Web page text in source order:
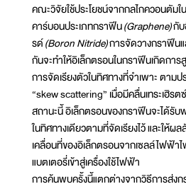
คณะวิจัยใช้ประโยชน์จากกลไกควอนตัมใ
คาร์บอนประเภทกราฟีน(Graphene)กั
รด์(Boron Nitride)การจัดวางกราฟีน
กันจะทำให้อิเล็กตรอนในกราฟีนเกิดกา
การจัดเรียงตัวในทิศทางที่จำเพาะ ตาม
“skew scattering” เมื่อมีคลื่นเทระเฮิร
สถานะนี้ อิเล็กตรอนของกราฟีนจะได้รับ
ในทิศทางเดียวตามที่จัดเรียงไว้ และให้ผ
เคลื่อนที่ของอิเล็กตรอนจากเซลล์ไฟฟ้า
แบตเตอรี่เข้าสู่เครื่องใช้ไฟฟ้า
การค้นพบครั้งนี้แตกต่างจากวิธีการส่งก